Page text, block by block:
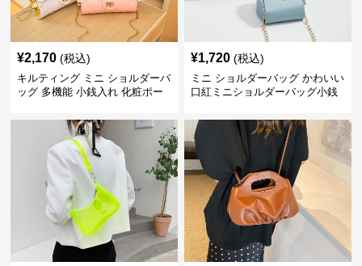
¥2,170 (税込)
キルティング ミニ ショルダーバ
ッグ 多機能 小銭入れ 化粧ポー
¥1,720 (税込)
ミニ ショルダーバッグ かわいい
口紅ミニショルダーバッグ小銭